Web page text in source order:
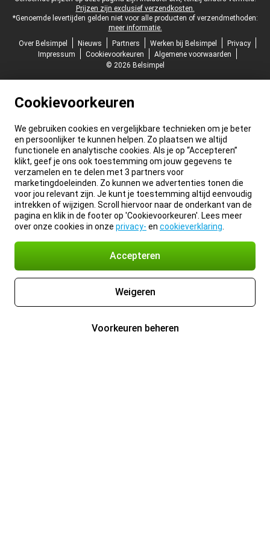
Prijzen zijn exclusief verzendkosten.
*Genoemde levertijden gelden niet voor alle producten of verzendmethoden:
meer informatie.
Over Belsimpel
Nieuws Partners Werken bij Belsimpel
Privacy
Impressum
Cookievoorkeuren
Algemene voorwaarden
© 2026 Belsimpel
Cookievoorkeuren
We gebruiken cookies en vergelijkbare technieken om je beter
en persoonlijker te kunnen helpen. Zo plaatsen we altijd
functionele en analytische cookies. Als je op “Accepteren”
klikt, geef je ons ook toestemming om jouw gegevens te
verzamelen en te delen met 3 partners voor
marketingdoeleinden. Zo kunnen we advertenties tonen die
voor jou relevant zijn. Je kunt je toestemming altijd eenvoudig
intrekken of wijzigen. Scroll hiervoor naar de onderkant van de
pagina en klik in de footer op 'Cookievoorkeuren'. Lees meer
over onze cookies in onze privacy- en cookieverklaring
Accepteren
Weigeren
Voorkeuren beheren